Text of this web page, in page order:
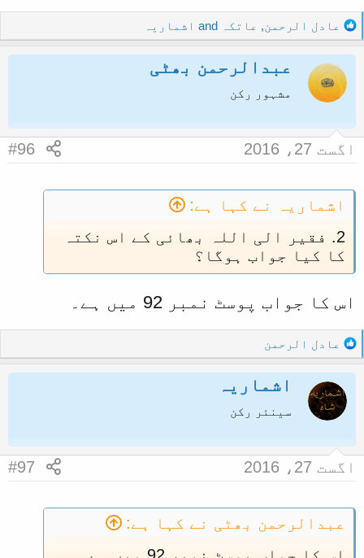
R
e
a
c
o
n
عادل الرحمن, عاتکہ اشماریہ
عبدالرحمن بھٹی
مشہور رکن
اگست 27، 2016 #96
اشماریہ نے کہا ہے:
2. فقیر الی اللہ بھائی کے اس نکتہ
کا کیا جواب ہوگا؟
اس کا جواب پوسٹ نمبر 92 میں ہے۔
R
e
a
c
t
o
n
عادل الرحمن
اشماریہ
سینئر رکن
اگست 27، 2016 #97
عبدالرحمن بھٹی نے کہا ہے: